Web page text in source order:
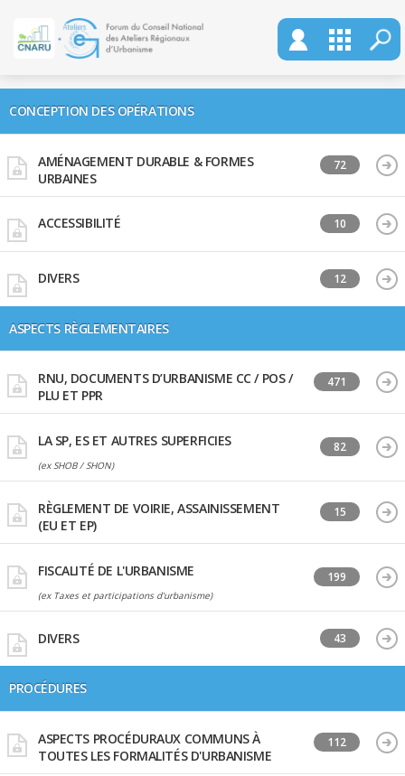
CONCEPTION DES OPÉRATIONS
AMÉNAGEMENT DURABLE & FORMES
URBAINES
72
ACCESSIBILITÉ 10
DIVERS 12
ASPECTS RÈGLEMENTAIRES
RNU, DOCUMENTS D’URBANISME CC / POS /
PLU ET PPR
471
LA SP, ES ET AUTRES SUPERFICIES
(ex SHOB / SHON)
82
RÈGLEMENT DE VOIRIE, ASSAINISSEMENT
(EU ET EP)
15
FISCALITÉ DE L'URBANISME
(ex Taxes et participations d'urbanisme)
199
DIVERS 43
PROCÉDURES
ASPECTS PROCÉDURAUX COMMUNS À
TOUTES LES FORMALITÉS D'URBANISME
112